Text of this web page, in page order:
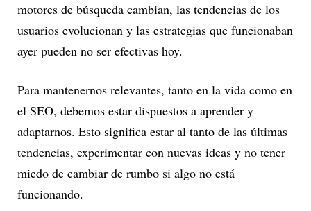
motores de búsqueda cambian, las tendencias de los
usuarios evolucionan y las estrategias que funcionaban
ayer pueden no ser efectivas hoy.
Para mantenernos relevantes, tanto en la vida como en
el SEO, debemos estar dispuestos a aprender y
adaptarnos. Esto significa estar al tanto de las últimas
tendencias, experimentar con nuevas ideas y no tener
miedo de cambiar de rumbo si algo no está
funcionando.